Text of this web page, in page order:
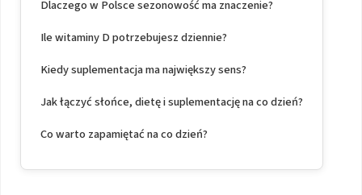
Dlaczego w Polsce sezonowość ma znaczenie?
Ile witaminy D potrzebujesz dziennie?
Kiedy suplementacja ma największy sens?
Jak łączyć słońce, dietę i suplementację na co dzień?
Co warto zapamiętać na co dzień?